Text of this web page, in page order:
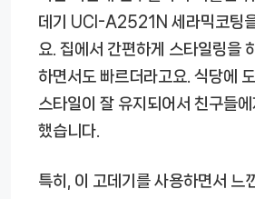
데기 UCI-A2521N 세라믹코팅
요. 집에서 간편하게 스타일링을
하면서도 빠르더라고요. 식당에
스타일이 잘 유지되어서 친구들
했습니다.
특히, 이 고데기를 사용하면서 느